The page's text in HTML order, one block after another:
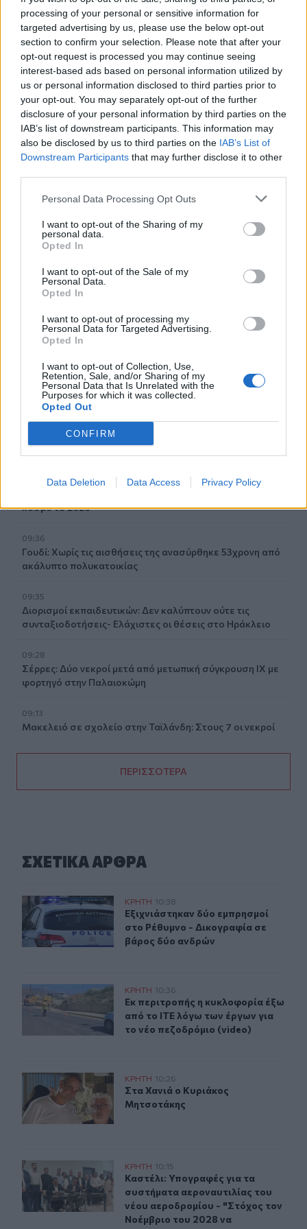
processing of your personal or sensitive information for
targeted advertising by us, please use the below opt-out
section to confirm your selection. Please note that after your
opt-out request is processed you may continue seeing
interest-based ads based on personal information utilized by
us or personal information disclosed to third parties prior to
your opt-out. You may separately opt-out of the further
disclosure of your personal information by third parties on the
IAB’s list of downstream participants. This information may
also be disclosed by us to third parties on the IAB’s List of
Downstream Participants that may further disclose it to other
Personal Data Processing Opt Outs
I want to opt-out of the Sharing of my
personal data.
Opted In
I want to opt-out of the Sale of my
Personal Data.
Opted In
I want to opt-out of processing my
Personal Data for Targeted Advertising.
Opted In
I want to opt-out of Collection, Use,
Retention, Sale, and/or Sharing of my
Personal Data that Is Unrelated with the
Purposes for which it was collected.
Opted Out
CONFIRM
Data Deletion Data Access Privacy Policy
πολίτες!
10:15
Καστέλι: Υπογραφές για τα συστήματα αεροναυτιλίας
του νέου αεροδρομίου - "Στόχος τον Νοέμβριο του 2028
να λειτουργεί"
10:09
Η μεγάλη αλλαγή στις συσκευασίες: Τι αλλάζει στην ΕΕ
από τις 12 Αυγούστου
Σαββατοκύριακο
10:00
«Το Δικαίωμα» γίνεται λογοτεχνία: Ο Δήμος Αγίου
Διαγωνισμό
Κέιτι Πέρι και Τζάστιν Τριντό αχώριστοι στις διακοπές
τους στην Ελλάδα
09:54
Περιφέρεια Κρήτης: Σε εξέλιξη το Πρόγραμμα
Καταπολέμησης Κουνουπιών 2026–2028
09:47
ΒΟΑΚ: Κυκλοφοριακές ρυθμίσεις στην περιοχή της
γέφυρας Ξηροποτάμου
κόσμο το 2026
09:36
Γουδί: Χωρίς τις αισθήσεις της ανασύρθηκε 53χρονη από
ακάλυπτο πολυκατοικίας
09:35
Διορισμοί εκπαιδευτικών: Δεν καλύπτουν ούτε τις
συνταξιοδοτήσεις- Ελάχιστες οι θέσεις στο Ηράκλειο
09:28
Σέρρες: Δύο νεκροί μετά από μετωπική σύγκρουση ΙΧ με
φορτηγό στην Παλαιοκώμη
09:13
Μακελειό σε σχολείο στην Ταϊλάνδη: Στους 7 οι νεκροί
ΠΕΡΙΣΣΟΤΕΡΑ
ΣΧΕΤΙΚA AΡΘΡΑ
Εξιχνιάστηκαν δύο εμπρησμοί στο Ρέθυμνο -
ΚΡΗΤΗ 10:38
Εξιχνιάστηκαν δύο εμπρησμοί
Εξιχνιάστηκαν δύο εμπρησμοί
στο Ρέθυμνο - Δικογραφία σε
βάρος δύο ανδρών
Εκ περιτροπής η κυκλοφορία έξω από το ΙΤΕ λόγω των
ΚΡΗΤΗ 10:36
Εκ περιτροπής η κυκλοφορία έξω
Εκ περιτροπής η κυκλοφορία έξω
από το ΙΤΕ λόγω των έργων για
το νέο πεζοδρόμιο (video)
Στα Χανιά ο Κυριάκος Μητσοτάκης
ΚΡΗΤΗ 10:26
Στα Χανιά ο Κυριάκος Μητσοτάκης
Στα Χανιά ο Κυριάκος
Μητσοτάκης
Καστέλι: Υπογραφές για τα συστήματα αεροναυτιλίας
ΚΡΗΤΗ 10:15
Καστέλι: Υπογραφές για τα
Καστέλι: Υπογραφές για τα
συστήματα αεροναυτιλίας του
νέου αεροδρομίου - "Στόχος τον
Νοέμβριο του 2028 να